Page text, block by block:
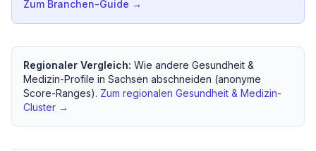
Zum Branchen-Guide →
Regionaler Vergleich: Wie andere Gesundheit &
Medizin-Profile in Sachsen abschneiden (anonyme
Score-Ranges). Zum regionalen Gesundheit & Medizin-
Cluster →